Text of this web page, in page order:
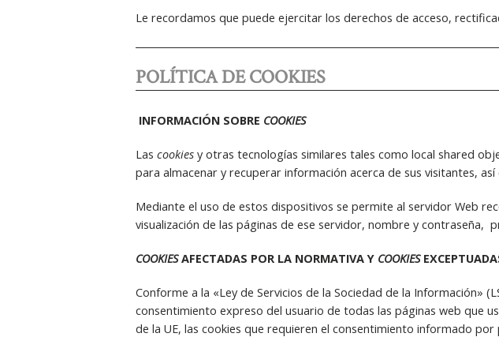
Le recordamos que puede ejercitar los derechos de acceso,
POLÍTICA DE COOKIES
INFORMACIÓN SOBRE COOKIES
Las cookies y otras tecnologías similares tales como local shared
para almacenar y recuperar información acerca de sus visitantes,
Mediante el uso de estos dispositivos se permite al servidor Web
visualización de las páginas de ese servidor, nombre y contraseña,
COOKIESAFECTADAS POR LA NORMATIVA Y COOKIES
Conforme a la «Ley de Servicios de la Sociedad de la Información»
consentimiento expreso del usuario de todas las páginas web que
de la UE, las cookies que requieren el consentimiento informado